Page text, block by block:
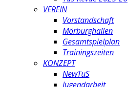
VEREIN
Vorstandschaft
Mörburghallen
Gesamtspielplan
Trainingszeiten
KONZEPT
NewTuS
Jugendarbeit